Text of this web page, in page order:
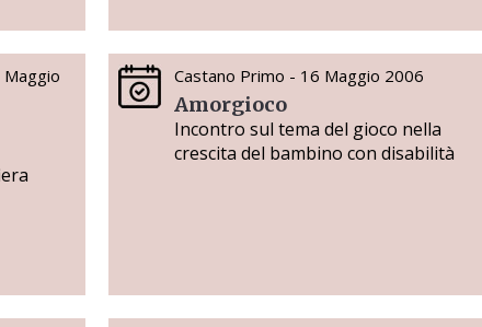
Castano Primo - 16 Maggio 2006
Amorgioco
Incontro sul tema del gioco nella
crescita del bambino con disabilità